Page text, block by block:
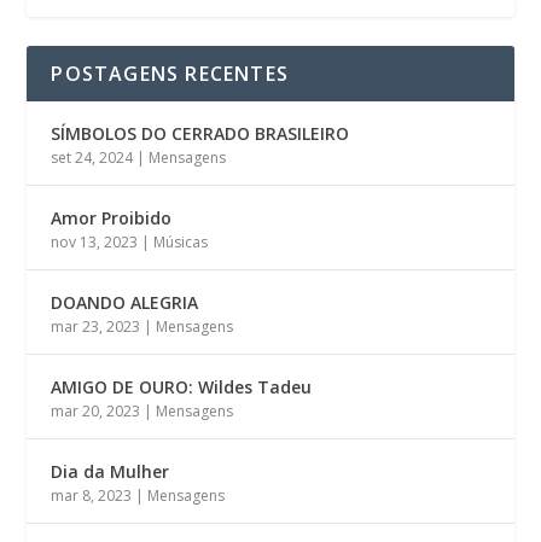
POSTAGENS RECENTES
SÍMBOLOS DO CERRADO BRASILEIRO
set 24, 2024| Mensagens
Amor Proibido
nov 13, 2023 | Músicas
DOANDO ALEGRIA
mar 23, 2023 | Mensagens
AMIGO DE OURO: Wildes Tadeu
mar 20, 2023 | Mensagens
Dia da Mulher
mar 8, 2023 | Mensagens